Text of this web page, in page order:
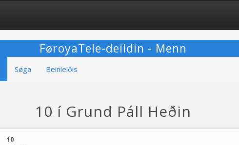
FøroyaTele-deildin - Menn
Søga Beinleiðis
10 í Grund Páll Heðin
10